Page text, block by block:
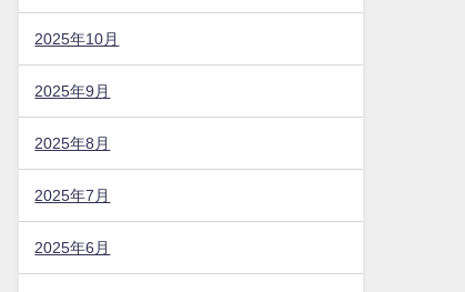
2025年10月
2025年9月
2025年8月
2025年7月
2025年6月